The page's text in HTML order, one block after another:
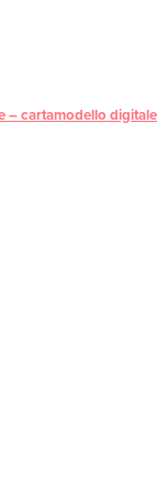
– cartamodello digitale